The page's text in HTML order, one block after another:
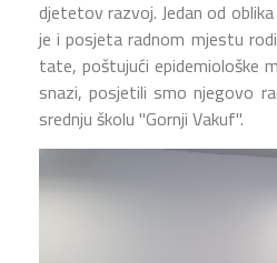
djetetov razvoj. Jedan od
je i posjeta radnom mjestu
tate, poštujući epidemiološke
snazi, posjetili smo njegovo
srednju školu "Gornji Vakuf".